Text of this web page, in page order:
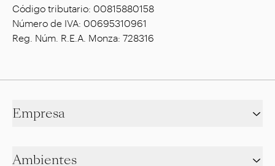
Código tributario: 00815880158
Número de IVA: 00695310961
Reg. Núm. R.E.A. Monza: 728316
Empresa
Ambientes